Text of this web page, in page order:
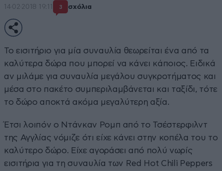
14·02·2018 19:11 3 σχόλια
Το εισιτήριο για μία συναυλία θεωρείται ένα από τα
καλύτερα δώρα που μπορεί να κάνει κάποιος. Ειδικά
αν μιλάμε για συναυλία μεγάλου συγκροτήματος και
μέσα στο πακέτο συμπεριλαμβάνεται και ταξίδι, τότε
το δώρο αποκτά ακόμα μεγαλύτερη αξία.
Έτσι λοιπόν ο Ντάνκαν Ρομπ από το Τσέστερφιλντ
της Αγγλίας νόμιζε ότι είχε κάνει στην κοπέλα του το
καλύτερο δώρο. Είχε αγοράσει από πολύ νωρίς
εισιτήρια για τη συναυλία των Red Hot Chili Peppers